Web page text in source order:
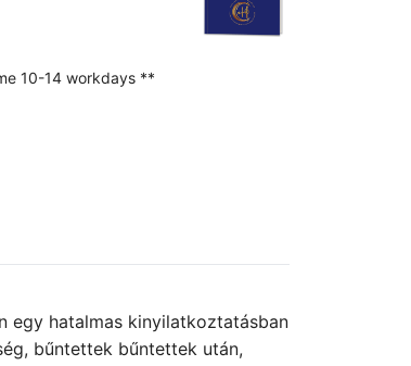
10-14 workdays **
egy hatalmas kinyilatkoztatásban
bűntettek bűntettek után,